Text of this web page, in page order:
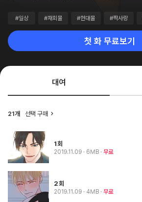
#일상 #재회물 #현대물 #짝사랑
첫 화 무료보기
대여
21개 선택 구매
1회
2019.11.09 · 6MB 무료
2회
2019.11.09 · 4MB 무료